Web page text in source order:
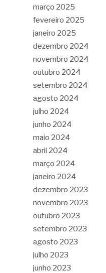
março 2025
fevereiro 2025
janeiro 2025
dezembro 2024
novembro 2024
outubro 2024
setembro 2024
agosto 2024
julho 2024
junho 2024
maio 2024
abril 2024
março 2024
janeiro 2024
dezembro 2023
novembro 2023
outubro 2023
setembro 2023
agosto 2023
julho 2023
junho 2023